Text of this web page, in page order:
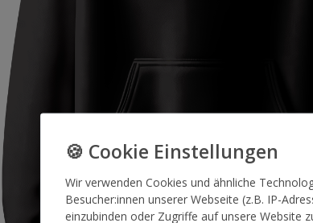
Wir verwenden Cookies und ähnliche
Besucher:innen unserer Webseite (z.B. IP-
einzubinden oder Zugriffe auf unsere Website